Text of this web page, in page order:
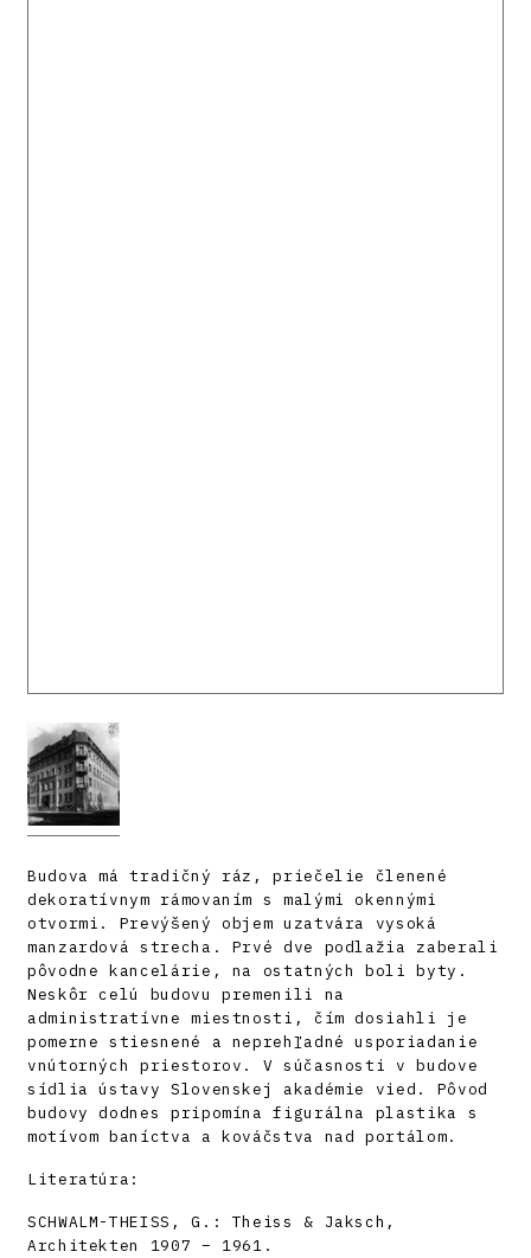
Budova má tradičný ráz, priečelie členené
dekoratívnym rámovaním s malými okennými
otvormi. Prevýšený objem uzatvára vysoká
manzardová strecha. Prvé dve podlažia zaberali
pôvodne kancelárie, na ostatných boli byty.
Neskôr celú budovu premenili na
administratívne miestnosti, čím dosiahli je
pomerne stiesnené a neprehľadné usporiadanie
vnútorných priestorov. V súčasnosti v budove
sídlia ústavy Slovenskej akadémie vied. Pôvod
budovy dodnes pripomína figurálna plastika s
motívom baníctva a kováčstva nad portálom.
Literatúra:
SCHWALM-THEISS, G.: Theiss & Jaksch,
Architekten 1907 – 1961.